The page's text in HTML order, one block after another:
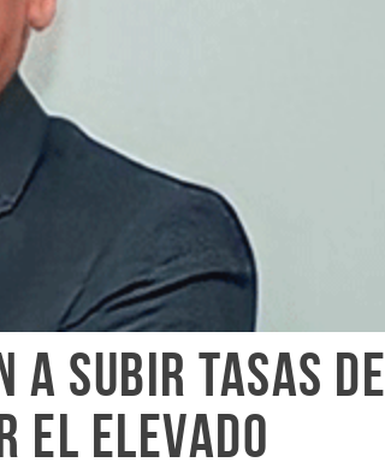
a subir tasas de
el elevado